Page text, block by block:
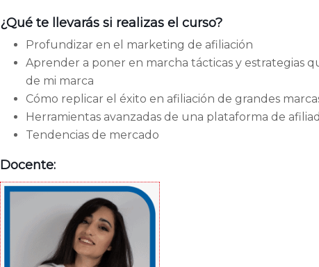
¿Qué te llevarás si realizas el curso?
Profundizar en el marketing de afiliación
Aprender a poner en marcha tácticas y estrategias
de mi marca
Cómo replicar el éxito en afiliación de grandes
Herramientas avanzadas de una plataforma de
Tendencias de mercado
Docente: